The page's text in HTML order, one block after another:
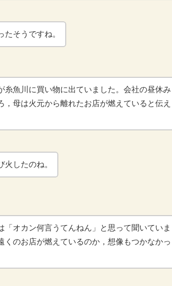
そうですね。
糸魚川に買い物に出ていました。会社の昼休み
，母は火元から離れたお店が燃えていると伝え
火したのね。
「オカン何言うてんねん」と思って聞いていま
くのお店が燃えているのか，想像もつかなかっ